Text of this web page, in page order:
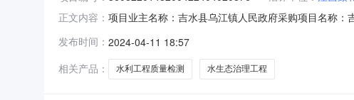
正文内容： 项目业主名称：吉水县乌江镇人民政府采购项目名称
终检洽谈时间：3（个工作日）签订合同时间：15（个
发布时间： 2024-04-11 18:57
相关产品：
水利工程质量检测 水生态治理工程